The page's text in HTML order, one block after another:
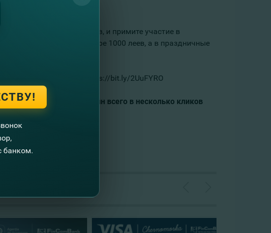
превышающей 30 леев, и примите участие в
выиграть приз в размере 1000 леев, а в праздничные
перейдя по ссылке: https://bit.ly/2UuFYRO
Откройте карту онлайн всего в несколько кликов
банком.